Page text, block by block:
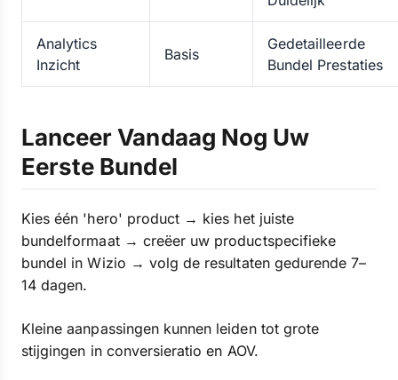
Analytics
Inzicht
Basis
Gedetailleerde
Bundel Prestaties
Lanceer Vandaag Nog Uw
Eerste Bundel
Kies één 'hero' product → kies het juiste
bundelformaat → creëer uw productspecifieke
bundel in Wizio → volg de resultaten gedurende 7–
14 dagen.
Kleine aanpassingen kunnen leiden tot grote
stijgingen in conversieratio en AOV.